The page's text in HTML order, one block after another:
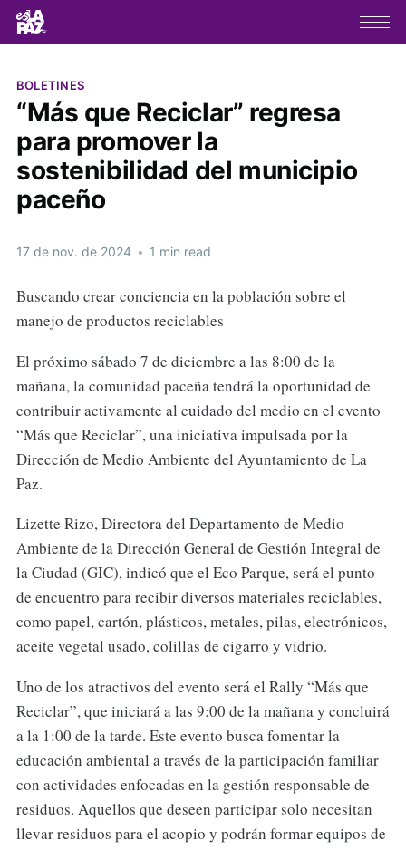
BOLETINES
“Más que Reciclar” regresa
para promover la
sostenibilidad del municipio
paceño
17 de nov. de 2024 • 1 min read
Buscando crear conciencia en la población sobre el
manejo de productos reciclables
El próximo sábado 7 de diciembre a las 8:00 de la
mañana, la comunidad paceña tendrá la oportunidad de
contribuir activamente al cuidado del medio en el evento
“Más que Reciclar”, una iniciativa impulsada por la
Dirección de Medio Ambiente del Ayuntamiento de La
Paz.
Lizette Rizo, Directora del Departamento de Medio
Ambiente de la Dirección General de Gestión Integral de
la Ciudad (GIC), indicó que el Eco Parque, será el punto
de encuentro para recibir diversos materiales reciclables,
como papel, cartón, plásticos, metales, pilas, electrónicos,
aceite vegetal usado, colillas de cigarro y vidrio.
Uno de los atractivos del evento será el Rally “Más que
Reciclar”, que iniciará a las 9:00 de la mañana y concluirá
a la 1:00 de la tarde. Este evento busca fomentar la
educación ambiental a través de la participación familiar
con actividades enfocadas en la gestión responsable de
residuos. Aquellos que deseen participar solo necesitan
llevar residuos para el acopio y podrán formar equipos de